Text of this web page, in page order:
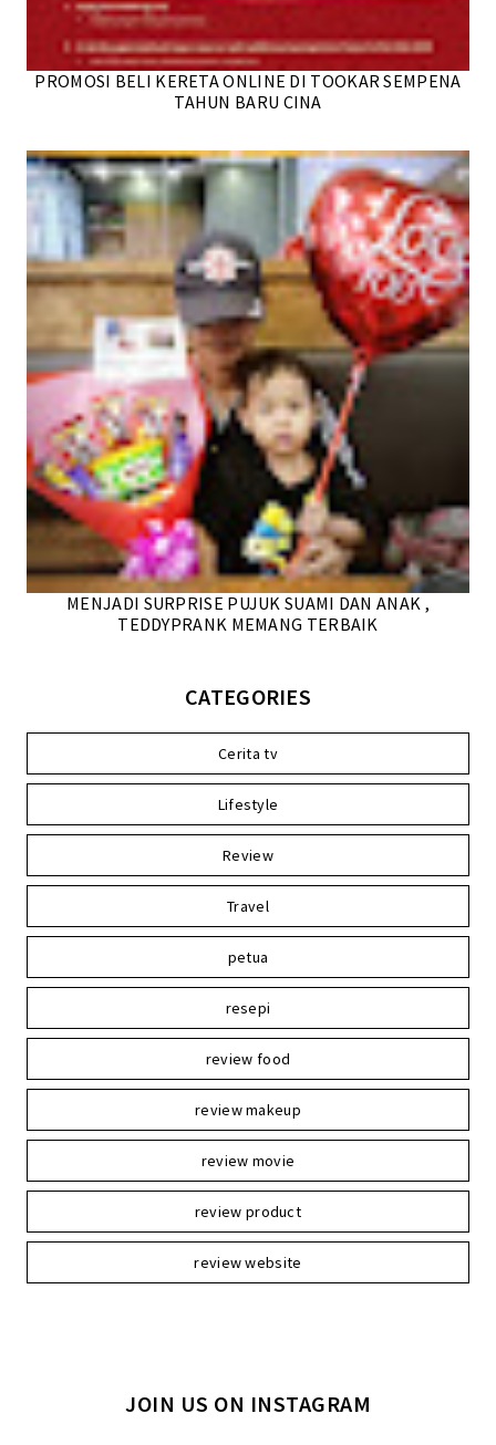
PROMOSI BELI KERETA ONLINE DI TOOKAR SEMPENA
TAHUN BARU CINA
MENJADI SURPRISE PUJUK SUAMI DAN ANAK ,
TEDDYPRANK MEMANG TERBAIK
CATEGORIES
Cerita tv
Lifestyle
Review
Travel
petua
resepi
review food
review makeup
review movie
review product
review website
JOIN US ON INSTAGRAM